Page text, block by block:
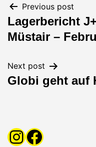
Beitrags-
Navigation
Previous post
Lagerbericht
Müstair –
Next post
Globi geht auf
Instagram
Facebook